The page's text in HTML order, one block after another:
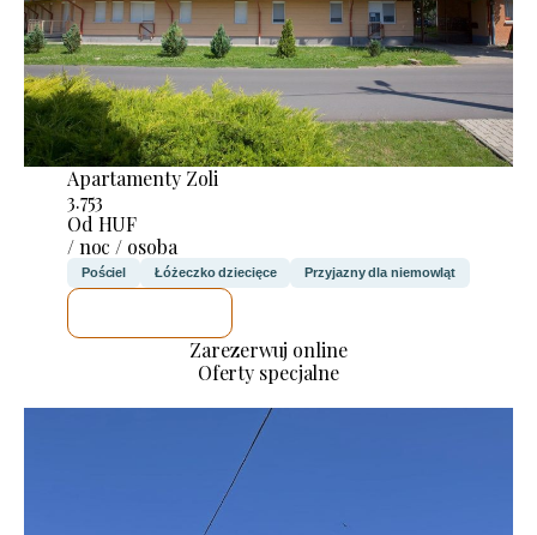
Apartamenty Zoli
3.753
Od HUF
/ noc / osoba
Pościel Łóżeczko dziecięce Przyjazny dla niemowląt
Zarezerwuj online
Oferty specjalne